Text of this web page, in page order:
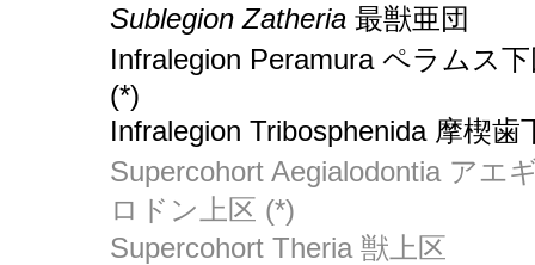
Sublegion Zatheria 最獣亜団
Infralegion Peramura ペラムス
(*)
Infralegion Tribosphenida 摩楔歯
Supercohort Aegialodontia アエ
ロドン上区 (*)
Supercohort Theria 獣上区